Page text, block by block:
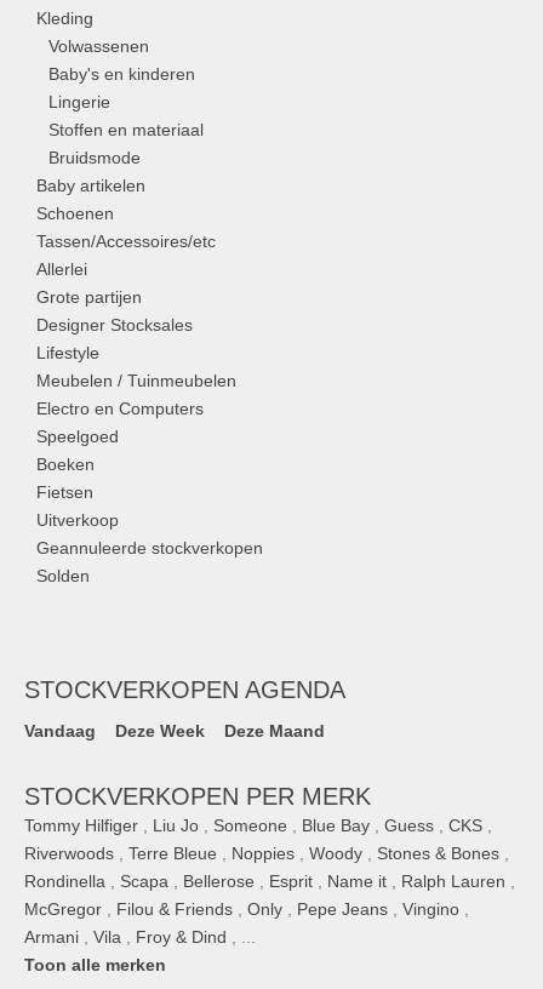
Kleding
Volwassenen
Baby's en kinderen
Lingerie
Stoffen en materiaal
Bruidsmode
Baby artikelen
Schoenen
Tassen/Accessoires/etc
Allerlei
Grote partijen
Designer Stocksales
Lifestyle
Meubelen / Tuinmeubelen
Electro en Computers
Speelgoed
Boeken
Fietsen
Uitverkoop
Geannuleerde stockverkopen
Solden
STOCKVERKOPEN AGENDA
Vandaag Deze Week Deze Maand
STOCKVERKOPEN PER MERK
Tommy Hilfiger Liu Jo Someone Blue Bay Guess CKS
Riverwoods
Terre Bleue Noppies Woody Stones & Bones
Rondinella
Scapa Bellerose Esprit Name it Ralph Lauren
McGregor
Filou & Friends Only Pepe Jeans Vingino
Armani
Vila Froy & Dind
Toon alle merken